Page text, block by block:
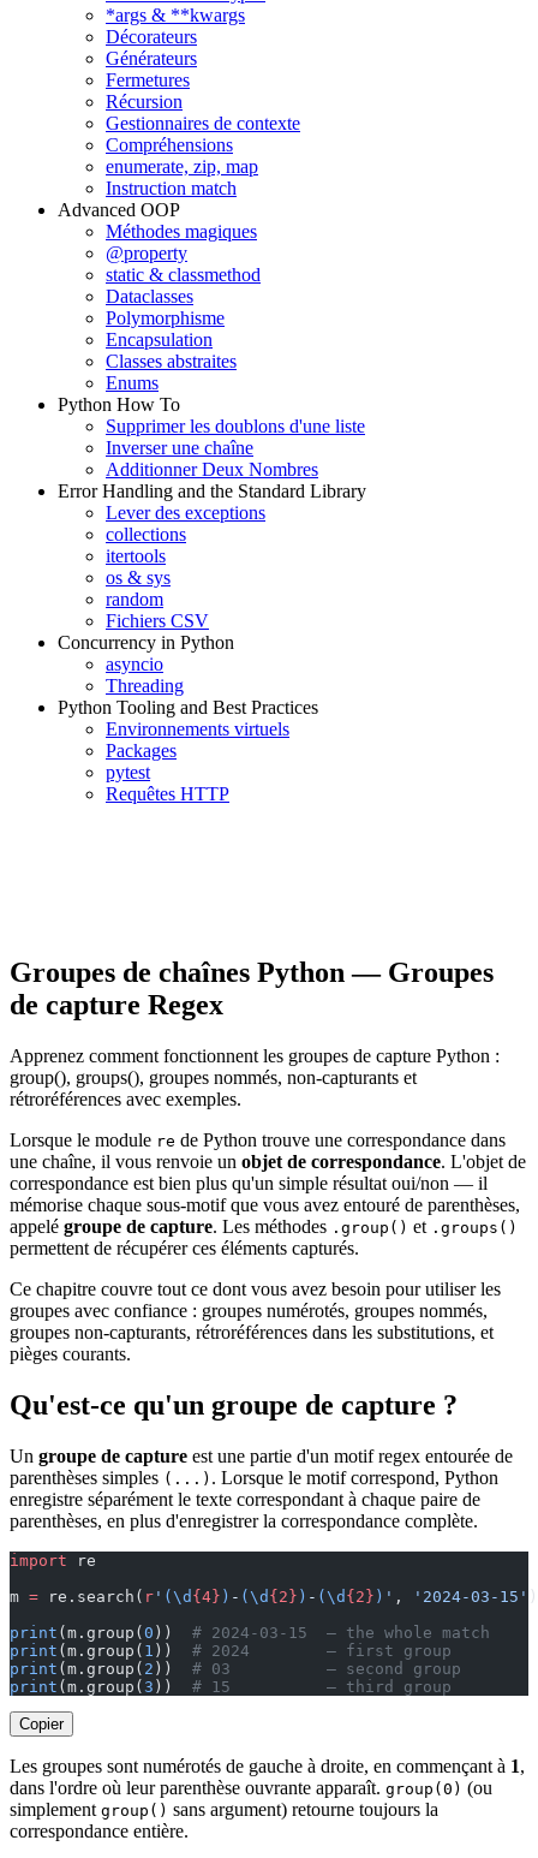
*args & **kwargs
Décorateurs
Générateurs
Fermetures
Récursion
Gestionnaires de contexte
Compréhensions
enumerate, zip, map
Instruction match
Advanced OOP
Méthodes magiques
@property
static & classmethod
Dataclasses
Polymorphisme
Encapsulation
Classes abstraites
Enums
Python How To
Supprimer les doublons d'une liste
Inverser une chaîne
Additionner Deux Nombres
Error Handling and the Standard Library
Lever des exceptions
collections
itertools
os & sys
random
Fichiers CSV
Concurrency in Python
asyncio
Threading
Python Tooling and Best Practices
Environnements virtuels
Packages
pytest
Requêtes HTTP
Groupes de chaînes Python — Groupes
de capture Regex
Apprenez comment fonctionnent les groupes de capture Python :
group(), groups(), groupes nommés, non-capturants et
rétroréférences avec exemples.
Lorsque le module re de Python trouve une correspondance dans
une chaîne, il vous renvoie un objet de correspondance. L'objet de
correspondance est bien plus qu'un simple résultat oui/non — il
mémorise chaque sous-motif que vous avez entouré de parenthèses,
appelé groupe de capture. Les méthodes .group() et .groups()
permettent de récupérer ces éléments capturés.
Ce chapitre couvre tout ce dont vous avez besoin pour utiliser les
groupes avec confiance : groupes numérotés, groupes nommés,
groupes non-capturants, rétroréférences dans les substitutions, et
pièges courants.
Qu'est-ce qu'un groupe de capture ?
Un groupe de capture est une partie d'un motif regex entourée de
parenthèses simples (...) . Lorsque le motif correspond, Python
enregistre séparément le texte correspondant à chaque paire de
parenthèses, en plus d'enregistrer la correspondance complète.
import re
m = re.search( r ' (\d {4} ) - (\d {2} ) - (\d {2} ) ' , '2024-03-15' )
print (m.group(0 )) # 2024-03-15  — the whole match
print (m.group( 1 )) # 2024        — first group
print (m.group( 2 )) # 03          — second group
print (m.group(3 )) # 15          — third group
Copier
Les groupes sont numérotés de gauche à droite, en commençant à 1,
dans l'ordre où leur parenthèse ouvrante apparaît. group(0) (ou
simplement group() sans argument) retourne toujours la
correspondance entière.